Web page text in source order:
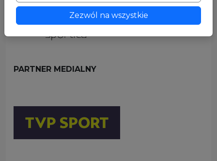
PARTNER MEDIALNY
Zezwól na wszystkie